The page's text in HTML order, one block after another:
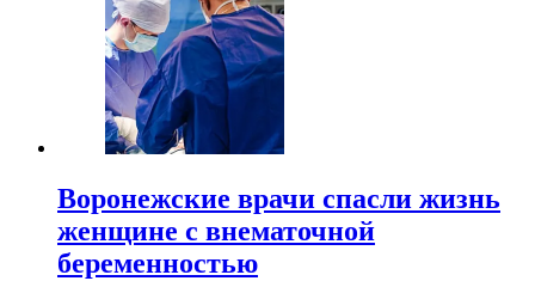
Воронежские врачи спасли жизнь
женщине с внематочной
беременностью